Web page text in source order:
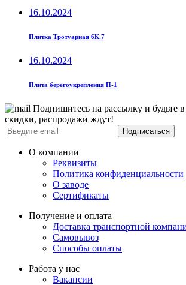
16.10.2024
Плитка Тротуарная 6К.7
16.10.2024
Плита берегоукрепления П-1
Подпишитесь на рассылку и будьте
скидки, распродажи ждут!
Подписаться
О компании
Реквизиты
Политика конфиденциальности
О заводе
Сертификаты
Получение и оплата
Доставка транспортной
Самовывоз
Способы оплаты
Работа у нас
Вакансии